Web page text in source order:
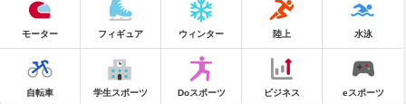
モーター フィギュア ウィンター 陸上 水泳
自転車 学生スポーツ Doスポーツ ビジネス eスポーツ